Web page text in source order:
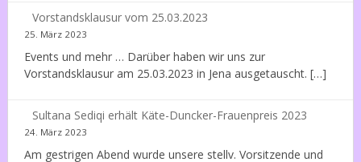
Vorstandsklausur vom 25.03.2023
25. März 2023
Events und mehr … Darüber haben wir uns zur
Vorstandsklausur am 25.03.2023 in Jena ausgetauscht. […]
Sultana Sediqi erhält Käte-Duncker-Frauenpreis 2023
24. März 2023
Am gestrigen Abend wurde unsere stellv. Vorsitzende und